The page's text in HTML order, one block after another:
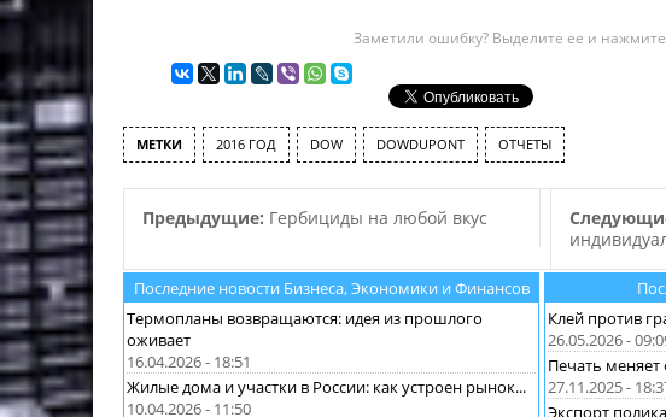
Заметили ошибку? Выделите ее и
МЕТКИ 2016 ГОД DOW DOWDUPONT ОТЧЕТЫ
Предыдущие: Гербициды на любой вкус
Последние новости Бизнеса, Экономики и Финансов
Термопланы возвращаются: идея из прошлого
оживает
16.04.2026 - 18:51
Жилые дома и участки в России: как устроен рынок...
10.04.2026 - 11:50
Клей против
26.05.2026 -
Печать меняет
27.11.2025 -
Экспорт